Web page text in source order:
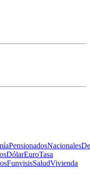
PensionadosNacionales
DólarEuroTasa
FunvisisSaludVivienda